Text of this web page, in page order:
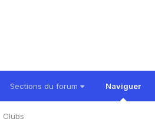
Sections du forum Naviguer
Clubs